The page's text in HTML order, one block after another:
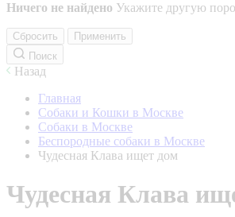
Ничего не найдено Укажите другую
Сбросить
Применить
Поиск
Назад
Главная
Собаки и Кошки в Москве
Собаки в Москве
Беспородные собаки в Москве
Чудесная Клава ищет дом
Чудесная Клава